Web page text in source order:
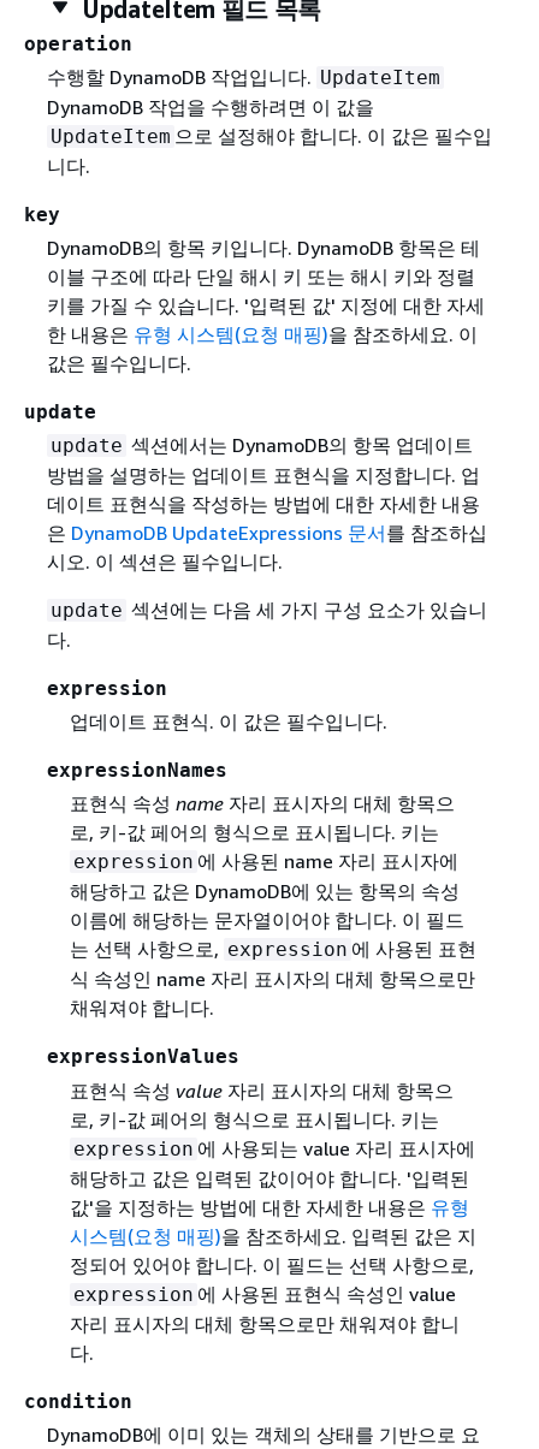
UpdateItem 필드 목록
operation
수행할 DynamoDB 작업입니다. UpdateItem
DynamoDB 작업을 수행하려면 이 값을
UpdateItem 으로 설정해야 합니다. 이 값은 필수입
니다.
key
DynamoDB의 항목 키입니다. DynamoDB 항목은 테
이블 구조에 따라 단일 해시 키 또는 해시 키와 정렬
키를 가질 수 있습니다. '입력된 값' 지정에 대한 자세
한 내용은 유형 시스템(요청 매핑)을 참조하세요. 이
값은 필수입니다.
update
update 섹션에서는 DynamoDB의 항목 업데이트
방법을 설명하는 업데이트 표현식을 지정합니다. 업
데이트 표현식을 작성하는 방법에 대한 자세한 내용
은 DynamoDB UpdateExpressions 문서를 참조하십
시오. 이 섹션은 필수입니다.
update 섹션에는 다음 세 가지 구성 요소가 있습니
다.
expression
업데이트 표현식. 이 값은 필수입니다.
expressionNames
표현식 속성 name자리 표시자의 대체 항목으
로, 키-값 페어의 형식으로 표시됩니다. 키는
expression 에 사용된 name 자리 표시자에
해당하고 값은 DynamoDB에 있는 항목의 속성
이름에 해당하는 문자열이어야 합니다. 이 필드
는 선택 사항으로, expression 에 사용된 표현
식 속성인 name 자리 표시자의 대체 항목으로만
채워져야 합니다.
expressionValues
표현식 속성 value자리 표시자의 대체 항목으
로, 키-값 페어의 형식으로 표시됩니다. 키는
expression 에 사용되는 value 자리 표시자에
해당하고 값은 입력된 값이어야 합니다. '입력된
값'을 지정하는 방법에 대한 자세한 내용은 유형
시스템(요청 매핑)을 참조하세요. 입력된 값은 지
정되어 있어야 합니다. 이 필드는 선택 사항으로,
expression 에 사용된 표현식 속성인 value
자리 표시자의 대체 항목으로만 채워져야 합니
다.
condition
DynamoDB에 이미 있는 객체의 상태를 기반으로 요